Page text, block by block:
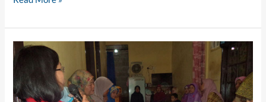
EDUKASI
MASYARAKAT
KOTA
TANGERANG